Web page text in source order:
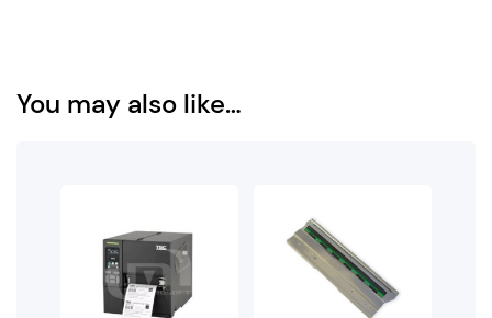
You may also like…